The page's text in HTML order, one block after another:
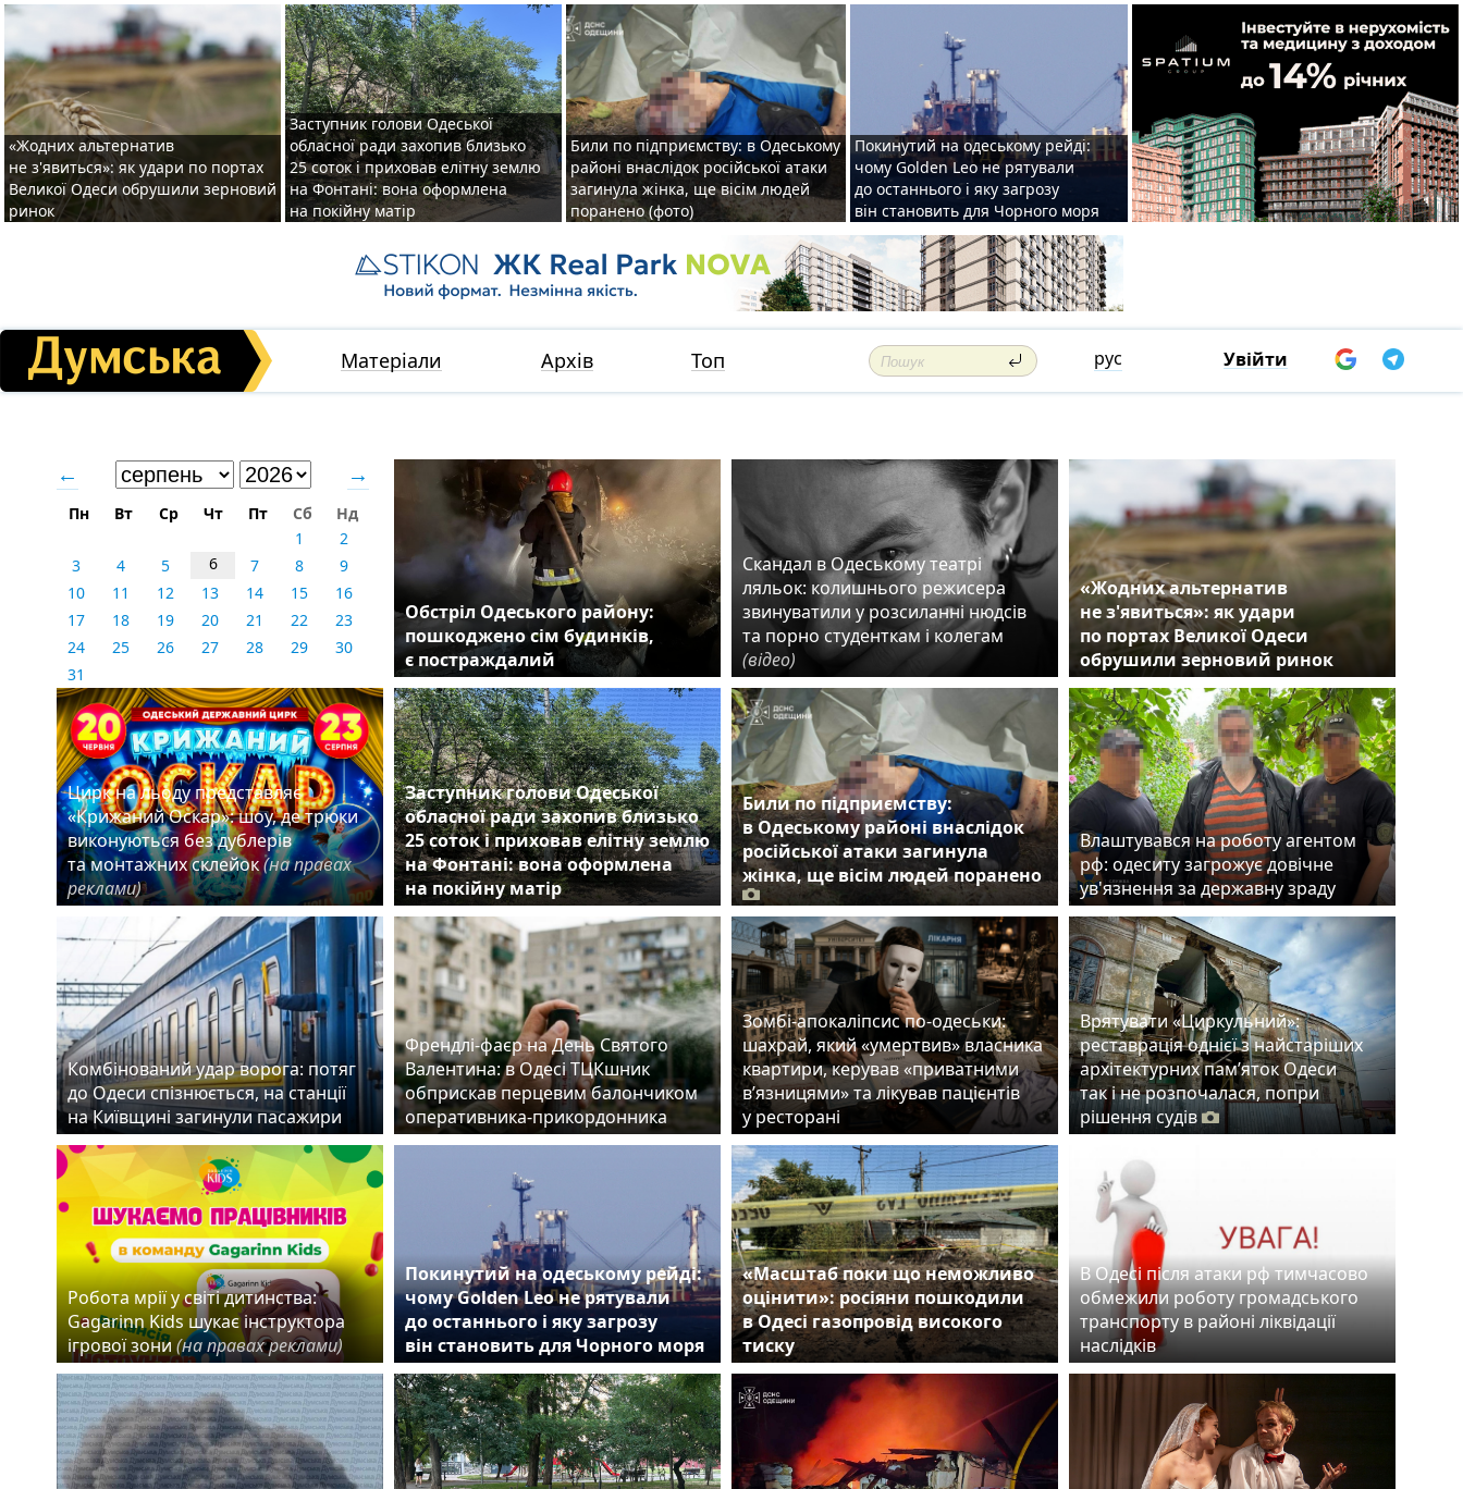
«Жодних альтернатив
не з'явиться»: як удари по портах
Великої Одеси обрушили зерновий
ринок
Заступник голови Одеської
обласної ради захопив близько
25 соток і приховав елітну землю
на Фонтані: вона оформлена
на покійну матір
Били по підприємству: в Одеському
районі внаслідок російської атаки
загинула жінка, ще вісім людей
поранено (фото)
Покинутий на одеському рейді:
чому Golden Leo не рятували
до останнього і яку загрозу
він становить для Чорного моря
Матеріали Архів Топ рус Увійти
← →
Пн Вт Ср Чт Пт Сб
Нд
1
2
3
4 5 6 7 8
9
10
11 12 13 14 15
16
17
18 19 20 21 22
23
24
25 26 27 28 29
30
31
Обстріл Одеського району:
пошкоджено сім будинків,
є постраждалий
Скандал в Одеському театрі
ляльок: колишнього режисера
звинуватили у розсиланні нюдсів
та порно студенткам і колегам
(відео)
«Жодних альтернатив
не з'явиться»: як удари
по портах Великої Одеси
обрушили зерновий ринок
Цирк на льоду представляє
«Крижаний Оскар»: шоу, де трюки
виконуються без дублерів
та монтажних склейок(на правах
реклами)
Заступник голови Одеської
обласної ради захопив близько
25 соток і приховав елітну землю
на Фонтані: вона оформлена
на покійну матір
Били по підприємству:
в Одеському районі внаслідок
російської атаки загинула
жінка, ще вісім людей поранено
Влаштувався на роботу агентом
рф: одеситу загрожує довічне
ув'язнення за державну зраду
Комбінований удар ворога: потяг
до Одеси спізнюється, на станції
на Київщині загинули пасажири
Френдлі-фаєр на День Святого
Валентина: в Одесі ТЦКшник
обприскав перцевим балончиком
оперативника-прикордонника
Зомбі-апокаліпсис по-одеськи:
шахрай, який «умертвив» власника
квартири, керував «приватними
в’язницями» та лікував пацієнтів
у ресторані
Врятувати «Циркульний»:
реставрація однієї з найстаріших
архітектурних пам’яток Одеси
так і не розпочалася, попри
рішення судів
Робота мрії у світі дитинства:
Gagarinn Kids шукає інструктора
ігрової зони(на правах реклами)
Покинутий на одеському рейді:
чому Golden Leo не рятували
до останнього і яку загрозу
він становить для Чорного моря
«Масштаб поки що неможливо
оцінити»: росіяни пошкодили
в Одесі газопровід високого
тиску
В Одесі після атаки рф тимчасово
обмежили роботу громадського
транспорту в районі ліквідації
наслідків